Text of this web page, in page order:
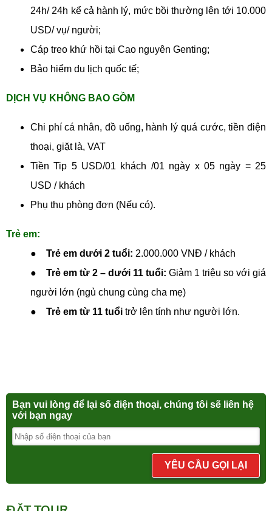
24h/ 24h kể cả hành lý, mức bồi thường lên tới 10.000
USD/ vụ/ người;
Cáp treo khứ hồi tại Cao nguyên Genting;
Bảo hiểm du lịch quốc tế;
DỊCH VỤ KHÔNG BAO GỒM
Chi phí cá nhân, đồ uống, hành lý quá cước, tiền điện
thoại, giặt là, VAT
Tiền Tip 5 USD/01 khách /01 ngày x 05 ngày = 25
USD / khách
Phụ thu phòng đơn (Nếu có).
Trẻ em:
● Trẻ em dưới 2 tuổi: 2.000.000 VNĐ / khách
●
Trẻ em từ 2 – dưới 11 tuổi: Giảm 1 triệu so với giá
người lớn (ngủ chung cùng cha mẹ)
● Trẻ em từ 11 tuổi trở lên tính như người lớn.
Bạn vui lòng để lại số điện thoại, chúng tôi sẽ liên hệ
với bạn ngay
YÊU CẦU GỌI LẠI